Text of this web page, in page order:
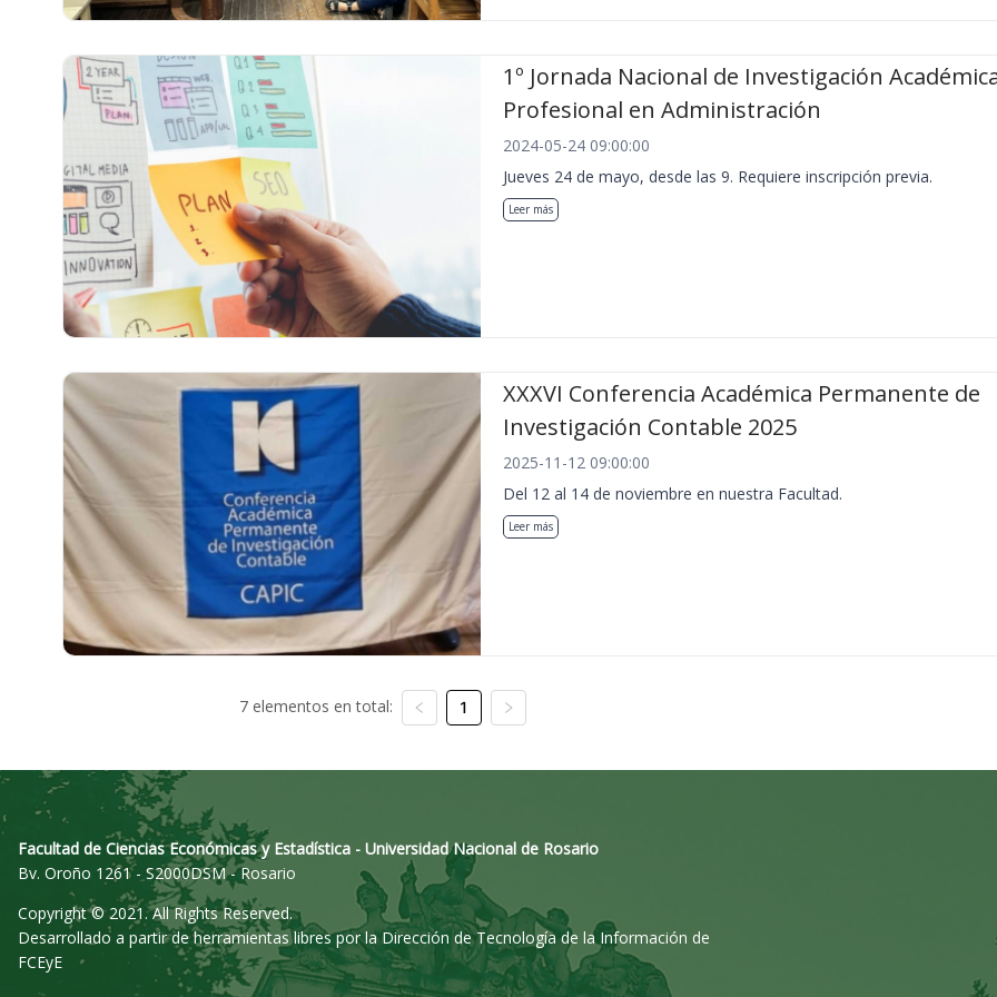
1º Jornada Nacional de Investigación
Profesional en Administración
2024-05-24 09:00:00
Jueves 24 de mayo, desde las 9. Requiere inscripción previa.
Leer más
XXXVI Conferencia Académica Permanente de
Investigación Contable 2025
2025-11-12 09:00:00
Del 12 al 14 de noviembre en nuestra Facultad.
Leer más
7 elementos en total: 1
Facultad de Ciencias Económicas y Estadística - Universidad Nacional de Rosario
Bv. Oroño 1261 - S2000DSM - Rosario
Copyright © 2021. All Rights Reserved.
Desarrollado a partir de herramientas libres por la Dirección de Tecnología de la Información de
FCEyE